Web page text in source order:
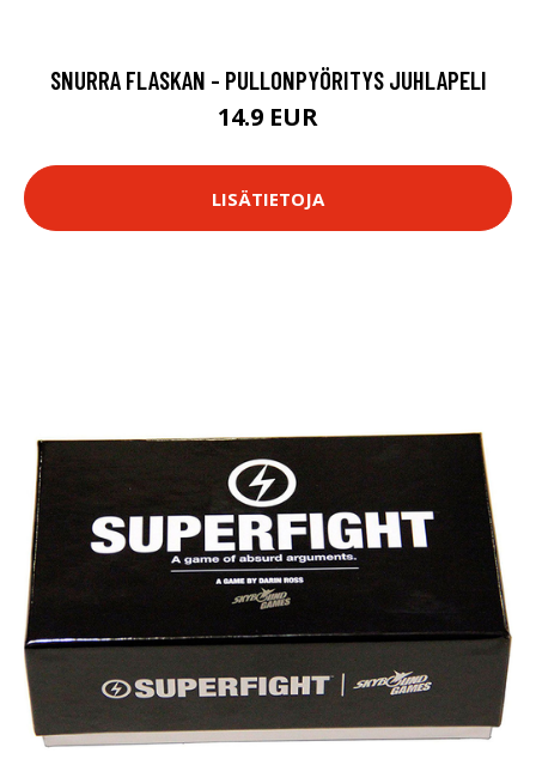
SNURRA FLASKAN - PULLONPYÖRITYS JUHLAPELI
14.9 EUR
LISÄTIETOJA